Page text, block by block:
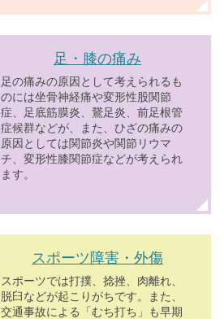
足・膝の痛み
足の痛みの原因として考えられるも
のには坐骨神経痛や変形性股関節
症、足底筋膜炎、鵞足炎、前足根管
症候群などが、また、ひざの痛みの
原因としては関節炎や関節リウマ
チ、変形性膝関節症などが考えられ
ます。
スポーツ障害・外傷
スポーツでは打撲、捻挫、肉離れ、
脱臼などが起こりがちです。また、
交通事故による「むち打ち」も早期